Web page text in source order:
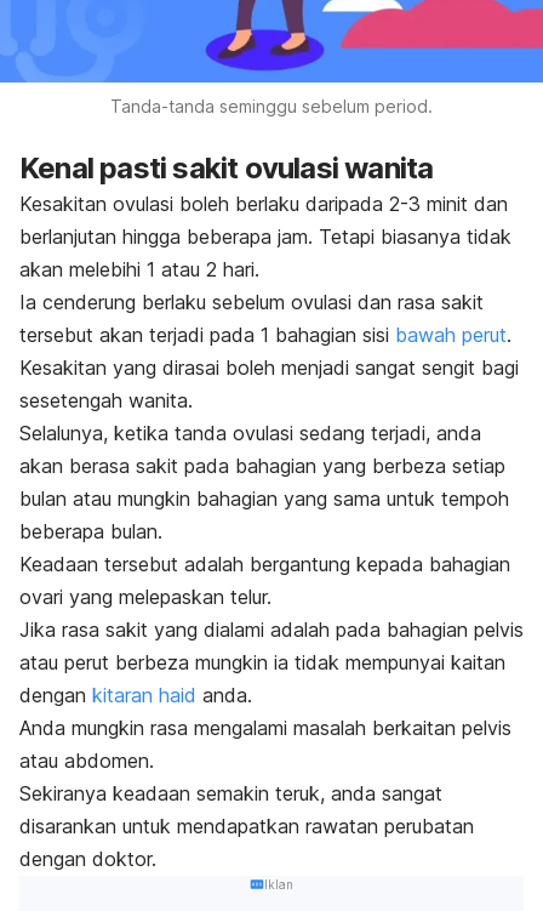
Tanda-tanda seminggu sebelum period.
Kenal pasti sakit ovulasi wanita
Kesakitan ovulasi boleh berlaku daripada 2-3 minit dan
berlanjutan hingga beberapa jam. Tetapi biasanya tidak
akan melebihi 1 atau 2 hari.
Ia cenderung berlaku sebelum ovulasi dan rasa sakit
tersebut akan terjadi pada 1 bahagian sisi bawah perut.
Kesakitan yang dirasai boleh menjadi sangat sengit bagi
sesetengah wanita.
Selalunya, ketika tanda ovulasi sedang terjadi, anda
akan berasa sakit pada bahagian yang berbeza setiap
bulan atau mungkin bahagian yang sama untuk tempoh
beberapa bulan.
Keadaan tersebut adalah bergantung kepada bahagian
ovari yang melepaskan telur.
Jika rasa sakit yang dialami adalah pada bahagian pelvis
atau perut berbeza mungkin ia tidak mempunyai kaitan
dengan kitaran haid anda.
Anda mungkin rasa mengalami masalah berkaitan pelvis
atau abdomen.
Sekiranya keadaan semakin teruk, anda sangat
disarankan untuk mendapatkan rawatan perubatan
dengan doktor.
Iklan